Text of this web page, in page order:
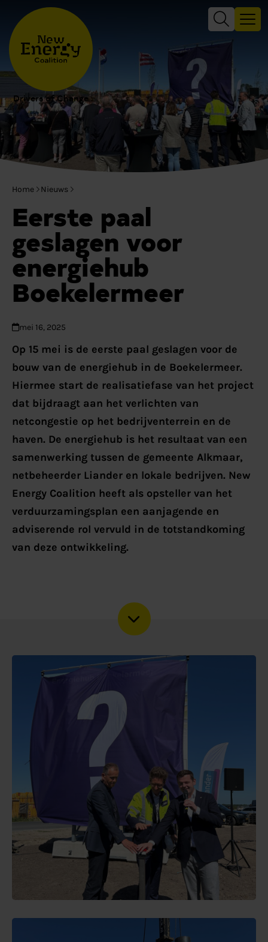
Drivers of Change
Home Nieuws
Eerste paal
geslagen voor
energiehub
Boekelermeer
mei 16, 2025
Op 15 mei is de eerste paal geslagen voor de
bouw van de energiehub in de Boekelermeer.
Hiermee start de realisatiefase van het project
dat bijdraagt aan het verlichten van
netcongestie op het bedrijventerrein en de
haven. De energiehub is het resultaat van een
samenwerking tussen de gemeente Alkmaar,
netbeheerder Liander en lokale bedrijven. New
Energy Coalition heeft als opsteller van het
verduurzamingsplan een aanjagende en
adviserende rol vervuld in de totstandkoming
van deze ontwikkeling.